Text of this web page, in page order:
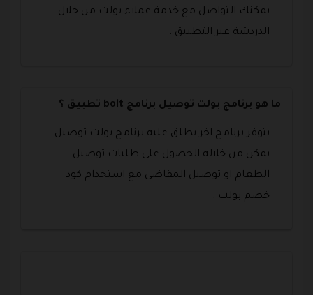
يمكنك التواصل مع خدمة عملاء بولت من خلال
الدردشة عبر التطبيق .
ما هو برنامج بولت توصيل برنامج bolt تطبيق ؟
يتوفر برنامج اخر يطلق عليه برنامج بولت توصيل
يمكن من خلاله الحصول على طلبات توصيل
الطعام او توصيل المقاضي مع استخدام كود
خصم بولت .